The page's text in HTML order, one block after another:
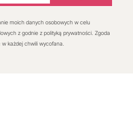
moich danych osobowych w celu
z godnie z polityką prywatności. Zgoda
każdej chwili wycofana.